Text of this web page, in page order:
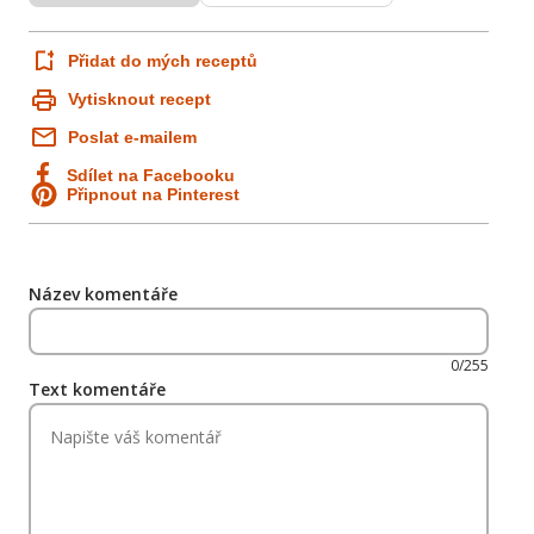
Přidat do mých receptů
Vytisknout recept
Poslat e-mailem
Sdílet na Facebooku
Připnout na Pinterest
Název komentáře
0/255
Text komentáře